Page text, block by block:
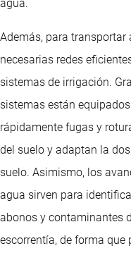
agua.
Además, para
necesarias redes
sistemas de irrigación.
sistemas están
rápidamente fugas y
del suelo y adaptan la
suelo. Asimismo, los
agua sirven para
abonos y contaminantes
escorrentía, de forma que